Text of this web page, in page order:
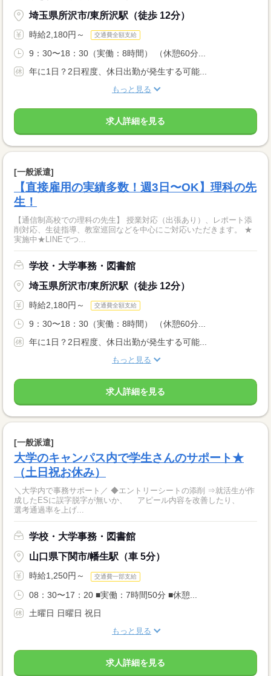
埼玉県所沢市/東所沢駅（徒歩 12分）
時給2,180円～ 交通費全額支給
9：30〜18：30（実働：8時間） （休憩60分...
年に1日？2日程度、休日出勤が発生する可能...
もっと見る
求人詳細を見る
[一般派遣]
【直接雇用の実績多数！週3日〜OK】理科の先
生！
【通信制高校での理科の先生】 授業対応（出張あり）、レポート添
削対応、生徒指導、教室巡回などを中心にご対応いただきます。 ★
実施中★LINEでつ...
学校・大学事務・図書館
埼玉県所沢市/東所沢駅（徒歩 12分）
時給2,180円～ 交通費全額支給
9：30〜18：30（実働：8時間） （休憩60分...
年に1日？2日程度、休日出勤が発生する可能...
もっと見る
求人詳細を見る
[一般派遣]
大学のキャンパス内で学生さんのサポート★
（土日祝お休み）
＼大学内で事務サポート／ ◆エントリーシートの添削 ⇒就活生が作
成したESに誤字脱字が無いか、 アピール内容を改善したり、
選考通過率を上げ...
学校・大学事務・図書館
山口県下関市/幡生駅（車 5分）
時給1,250円～ 交通費一部支給
08：30〜17：20 ■実働：7時間50分 ■休憩...
土曜日 日曜日 祝日
もっと見る
求人詳細を見る